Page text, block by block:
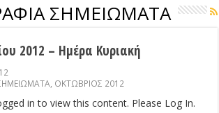
ΣΗΜΕΙΩΜΑΤΑ
2012 – Ημέρα Κυριακή
, ΟΚΤΩΒΡΙΟΣ 2012
in to view this content. Please Log In.